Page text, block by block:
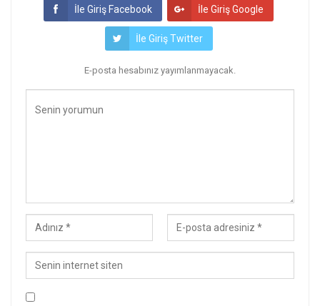
İle Giriş Facebook İle Giriş Google
İle Giriş Twitter
E-posta hesabınız yayımlanmayacak.